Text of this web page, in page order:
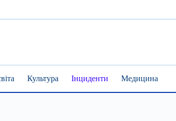
Культура Інциденти Медицина